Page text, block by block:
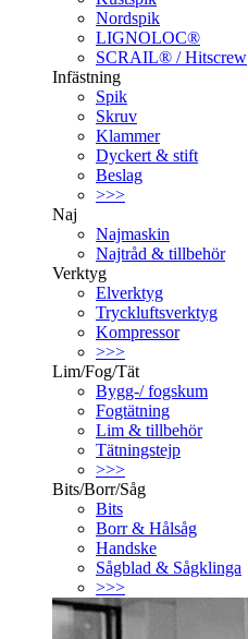
Nordspik
LIGNOLOC®
SCRAIL® / Hitscrew
Infästning
Spik
Skruv
Klammer
Dyckert & stift
Beslag
>>>
Naj
Najmaskin
Najtråd & tillbehör
Verktyg
Elverktyg
Tryckluftsverktyg
Kompressor
>>>
Lim/Fog/Tät
Bygg-/ fogskum
Fogtätning
Lim & tillbehör
Tätningstejp
>>>
Bits/Borr/Såg
Bits
Borr & Hålsåg
Handske
Sågblad & Sågklinga
>>>